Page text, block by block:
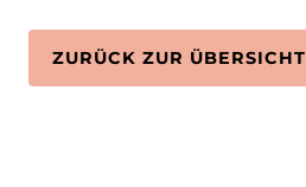
ZURÜCK ZUR ÜBERSICHT